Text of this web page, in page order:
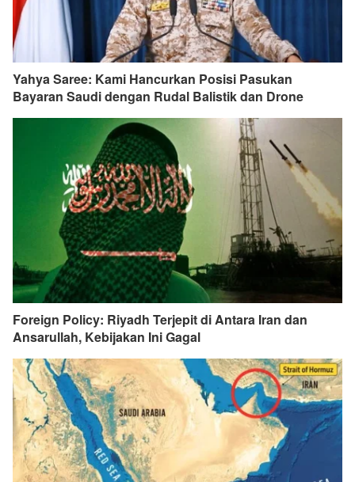
Yahya Saree: Kami Hancurkan Posisi Pasukan
Bayaran Saudi dengan Rudal Balistik dan Drone
Foreign Policy: Riyadh Terjepit di Antara Iran dan
Ansarullah, Kebijakan Ini Gagal